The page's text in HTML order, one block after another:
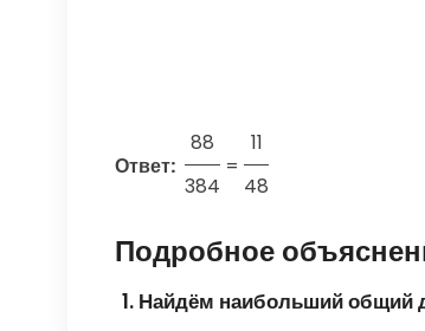
Ответ:
88
384
=
11
48
Подробное
Найдём наибольший общий